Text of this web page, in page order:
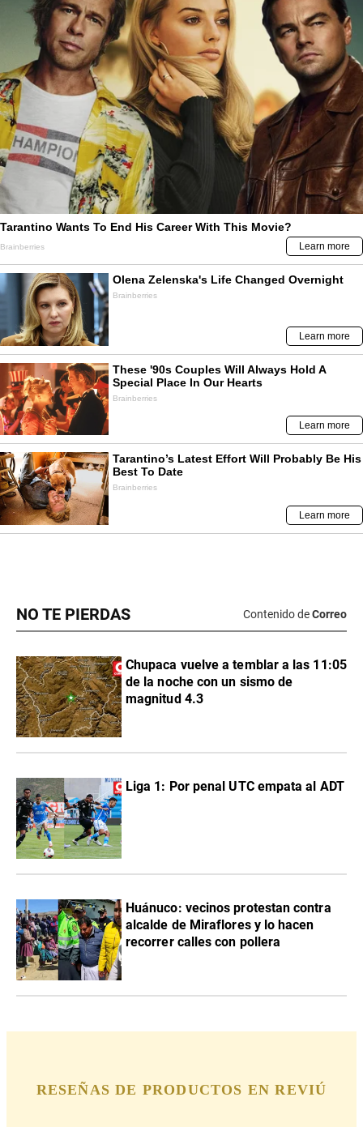
NO TE PIERDAS Contenido deCorreo
Chupaca vuelve a temblar a las 11:05
de la noche con un sismo de
magnitud 4.3
Liga 1: Por penal UTC empata al ADT
Huánuco: vecinos protestan contra
alcalde de Miraflores y lo hacen
recorrer calles con pollera